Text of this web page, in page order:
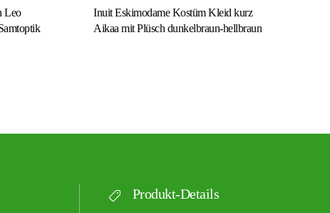
Leo
Inuit Eskimodame Kostüm Kleid kurz
Aikaa mit Plüsch dunkelbraun-hellbraun
Produkt-Details